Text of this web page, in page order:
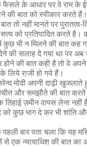
फैसले के आधार पर वे राम के
की बात को स्वीकार करते
तो नहीं मानते पर पुरातत्व-
सत्य को प्रतिपादित करते है।
कुछ भी न मिलने की बात कह
की सलाह दे गया था पर
होने की बात कही है तो वे अपने
लिये राजी हो गये हैं।
मोदी अपनी दाढ़ी
और समझौते की बात करते
तिहाई ज़मीन वापस लेना नहीं
कुछ भाग दे कर भी शांति
पहली बार पता चला कि यह
से एक न्यायाधिश की बात का